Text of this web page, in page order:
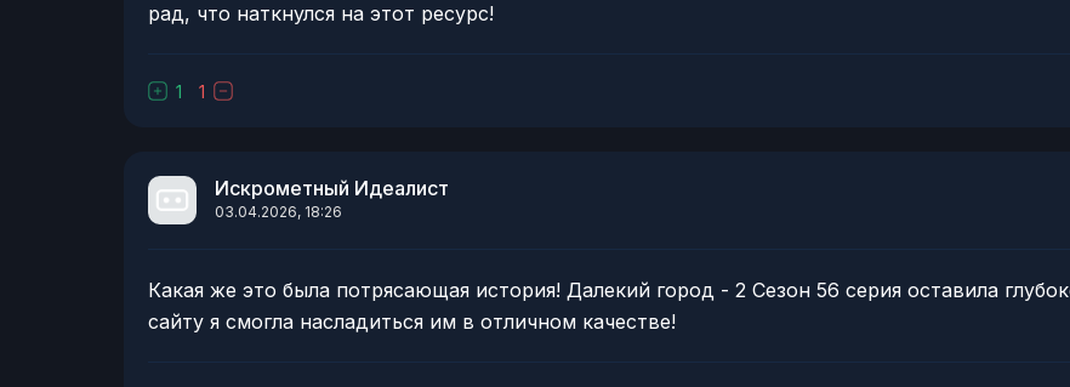
рад, что наткнулся на этот ресурс!
1 1
Искрометный Идеалист
03.04.2026, 18:26
Какая же это была потрясающая история! Далекий город - 2 Сезон 56 серия оставила
сайту я смогла насладиться им в отличном качестве!